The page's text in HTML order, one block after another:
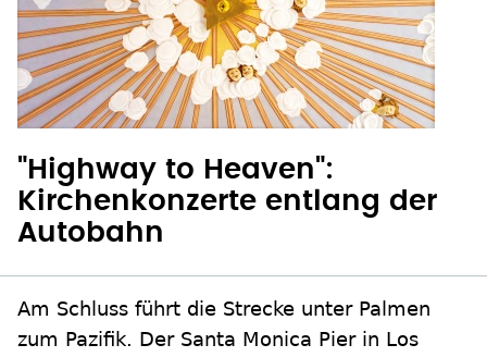
"Highway to Heaven":
Kirchenkonzerte entlang der
Autobahn
Am Schluss führt die Strecke unter Palmen
zum Pazifik. Der Santa Monica Pier in Los